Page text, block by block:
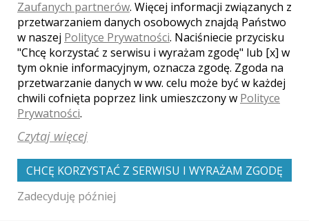
Zapraszamy do skorzystania z naszej
oferty....
Grzegorz - Zamość
Zaufanych partnerów. Więcej informacji związanych z
przetwarzaniem danych osobowych znajdą Państwo
w naszej Polityce Prywatności. Naciśniecie przycisku
"Chcę korzystać z serwisu i wyrażam zgodę" lub [x] w
tym oknie informacyjnym, oznacza zgodę. Zgoda na
przetwarzanie danych w ww. celu może być w każdej
chwili cofnięta poprzez link umieszczony w Polityce
Prywatności.
Czytaj więcej
CHCĘ KORZYSTAĆ Z SERWISU I WYRAŻAM ZGODĘ
Zadecyduję później